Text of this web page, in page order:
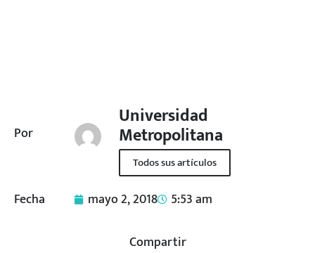
Por
Universidad
Metropolitana
Todos sus artículos
Fecha mayo 2, 2018 5:53 am
Compartir